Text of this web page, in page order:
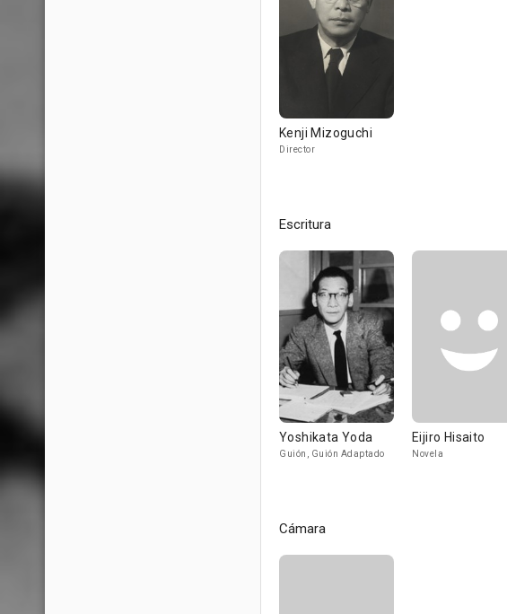
Kenji Mizoguchi
Director
Escritura
Yoshikata Yoda
Guión, Guión Adaptado
Eijiro Hisaito
Novela
Cámara